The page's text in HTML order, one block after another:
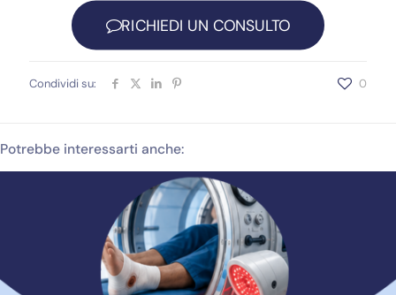
RICHIEDI UN CONSULTO
Condividi su: 0
Potrebbe interessarti anche: